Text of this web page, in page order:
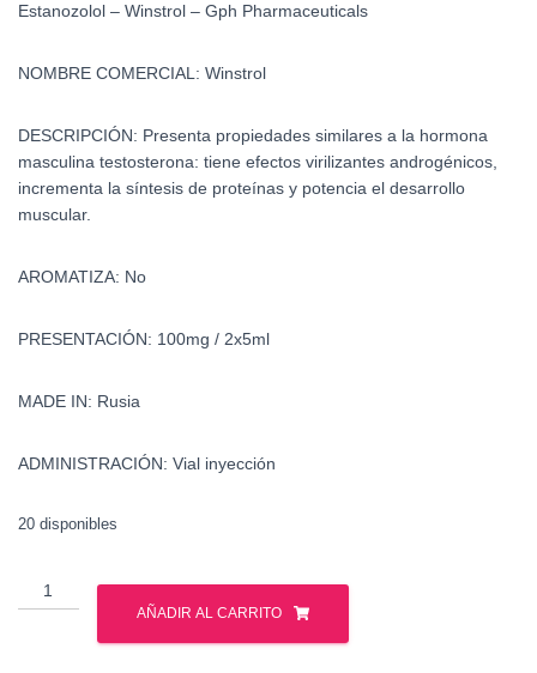
Estanozolol – Winstrol – Gph Pharmaceuticals
NOMBRE COMERCIAL: Winstrol
DESCRIPCIÓN: Presenta propiedades similares a la hormona
masculina testosterona: tiene efectos virilizantes androgénicos,
incrementa la síntesis de proteínas y potencia el desarrollo
muscular.
AROMATIZA: No
PRESENTACIÓN: 100mg / 2x5ml
MADE IN: Rusia
ADMINISTRACIÓN: Vial inyección
20 disponibles
Estanozolol
-
AÑADIR AL CARRITO